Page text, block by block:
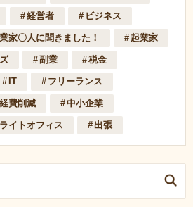
経営者 ビジネス
家〇人に聞きました！ 起業家
副業 税金
IT フリーランス
経費削減 中小企業
イトオフィス 出張